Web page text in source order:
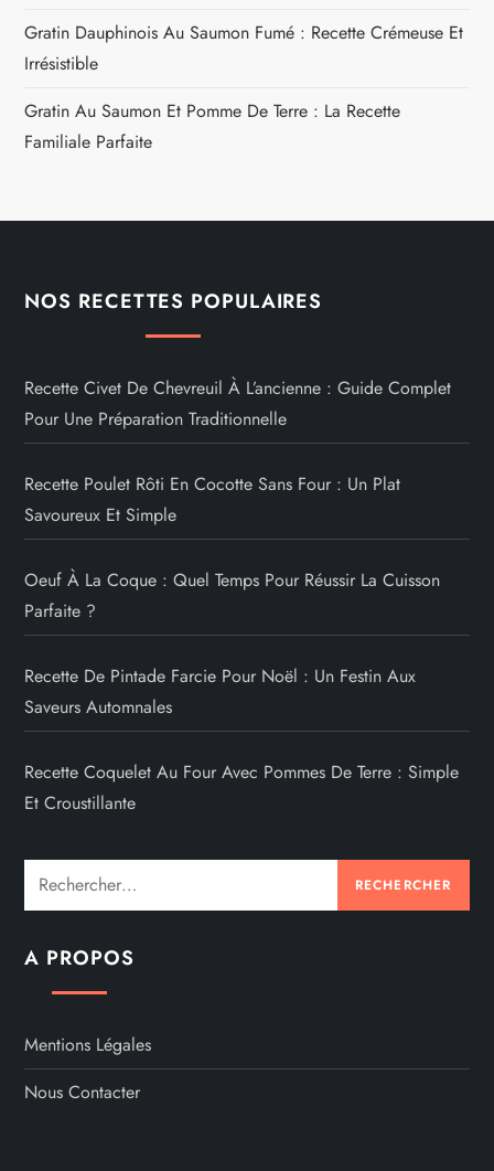
Gratin Dauphinois Au Saumon Fumé : Recette Crémeuse Et
Irrésistible
Gratin Au Saumon Et Pomme De Terre : La Recette
Familiale Parfaite
NOS RECETTES POPULAIRES
Recette Civet De Chevreuil À L’ancienne : Guide Complet
Pour Une Préparation Traditionnelle
Recette Poulet Rôti En Cocotte Sans Four : Un Plat
Savoureux Et Simple
Oeuf À La Coque : Quel Temps Pour Réussir La Cuisson
Parfaite ?
Recette De Pintade Farcie Pour Noël : Un Festin Aux
Saveurs Automnales
Recette Coquelet Au Four Avec Pommes De Terre : Simple
Et Croustillante
Rechercher :
A PROPOS
Mentions Légales
Nous Contacter